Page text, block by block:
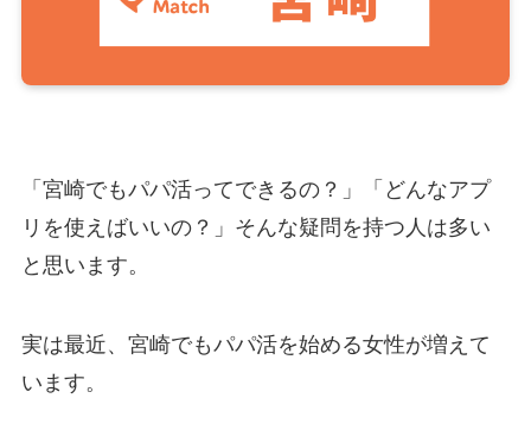
「宮崎でもパパ活ってできるの？」「どんなアプ
リを使えばいいの？」そんな疑問を持つ人は多い
と思います。
実は最近、宮崎でもパパ活を始める女性が増えて
います。